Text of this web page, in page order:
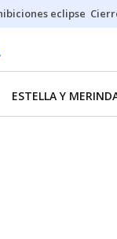
eclipse
ESTELLA Y